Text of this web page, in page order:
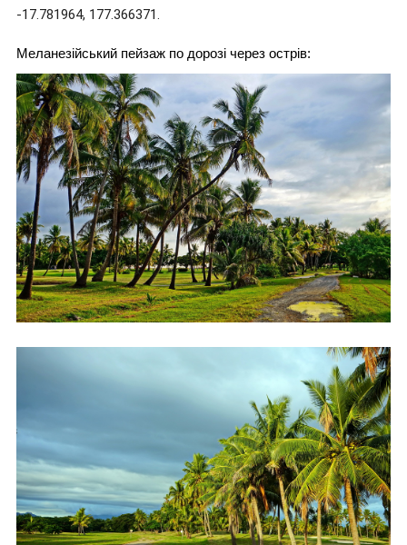
-17.781964, 177.366371.
Меланезійський пейзаж по дорозі через острів: